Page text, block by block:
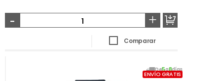
- +
Comparar
De5a8días
ENVÍO GRATIS